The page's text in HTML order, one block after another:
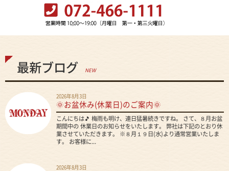
最新ブログ NEW
2026年8月3日
🌞お盆休み(休業日)のご案内🌞
こんにちは🎵 梅雨も明け、連日猛暑続きですね。 さて、８月お盆
期間中の 休業日のお知らせをいたします。 弊社は下記のとおり休
業させていただきます。 ※８月１９日(水)より通常営業いたしま
す。 お客様に...
2026年8月3日